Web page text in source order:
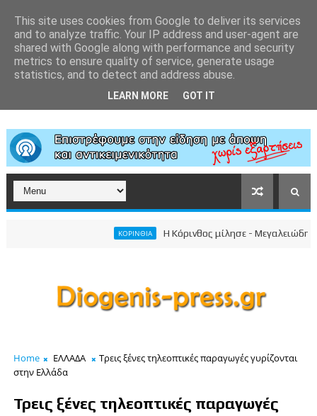
ΚΟΡΙΝΘΙΑ Η Κόρινθος μίλησε - Μεγαλειώδης
Home ΕΛΛΑΔΑ
Τρεις ξένες τηλεοπτικές παραγωγές γυρίζονται
στην Ελλάδα
Τρεις ξένες τηλεοπτικές παραγωγές
This site uses cookies from Google to deliver its services
and to analyze traffic. Your IP address and user-agent are
shared with Google along with performance and security
metrics to ensure quality of service, generate usage
statistics, and to detect and address abuse.
LEARN MORE GOT IT